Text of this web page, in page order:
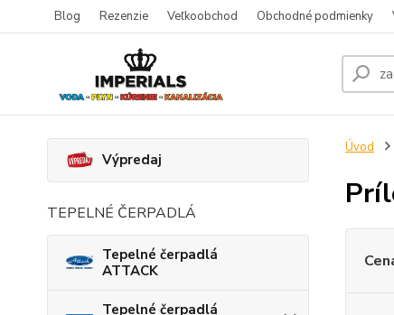
Blog Rezenzie Veľkoobchod Obchodné podmienky
Výpredaj
TEPELNÉ ČERPADLÁ
Tepelné čerpadlá
ATTACK
Tepelné čerpadlá
Úvod